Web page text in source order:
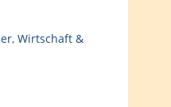
, Wirtschaft &